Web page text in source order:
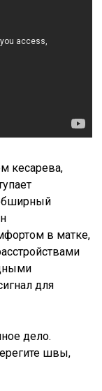
кесарева,
в матке,
для
дело.
швы,